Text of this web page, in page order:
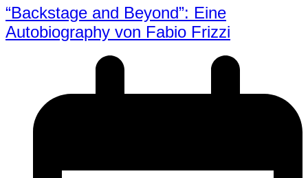
“Backstage and Beyond”: Eine
Autobiography von Fabio Frizzi